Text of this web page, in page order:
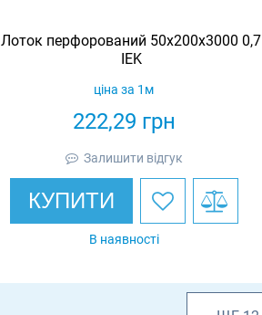
Лоток перфорований 50х200х3000 0,7
IEK
222,29 грн
ціна за 1м
Залишити відгук
КУПИТИ
В наявності